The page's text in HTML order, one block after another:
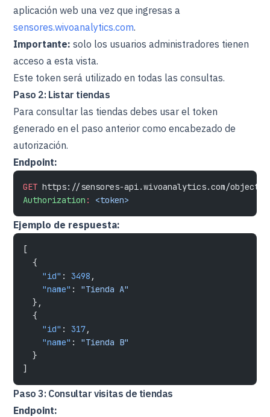
aplicación web una vez que ingresas a
sensores.wivoanalytics.com.
Importante: solo los usuarios administradores tienen
acceso a esta vista.
Este token será utilizado en todas las consultas.
Paso 2: Listar tiendas
Para consultar las tiendas debes usar el token
generado en el paso anterior como encabezado de
autorización.
Endpoint:
GET https://sensores-api.wivoanalytics.com/objects
Authorization : <token>
Ejemplo de respuesta:
[
  {
    "id"
: 3498 ,
    "name"
: "Tienda A"
  },
  {
    "id"
: 317,
    "name"
: "Tienda B"
  }
]
Paso 3: Consultar visitas de tiendas
Endpoint: